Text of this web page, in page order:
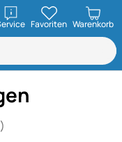
öffnenFavoriten Warenkorb
5 (12 Bewertungen)